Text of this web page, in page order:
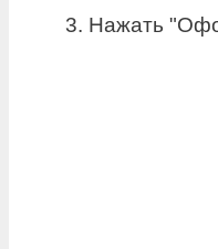
Нажать